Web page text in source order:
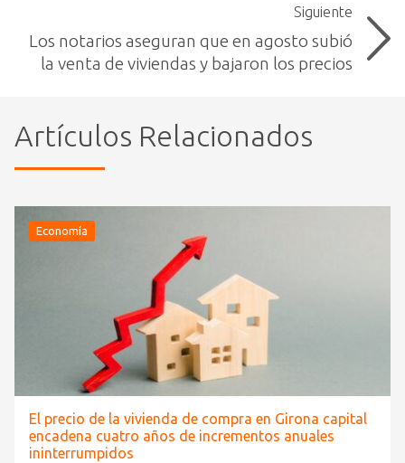
Siguiente
Los notarios aseguran que en agosto subió
la venta de viviendas y bajaron los precios
Artículos Relacionados
Economía
El precio de la vivienda de compra en Girona capital
encadena cuatro años de incrementos anuales
ininterrumpidos